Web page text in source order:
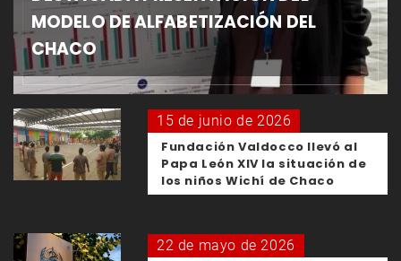
MODELO DE ALFABETIZACIÓN DEL
CHACO
15 de junio de 2026
Fundación Valdocco llevó al
Papa León XIV la situación de
los niños Wichí de Chaco
22 de mayo de 2026